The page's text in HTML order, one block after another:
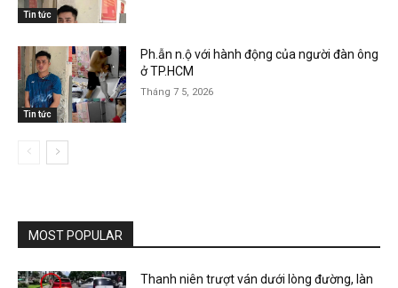
Tin tức
Tin tức
Ph.ẫn n.ộ với hành động của người đàn ông
ở TP.HCM
Tháng 7 5, 2026
MOST POPULAR
Thanh niên trượt ván dưới lòng đường, làn